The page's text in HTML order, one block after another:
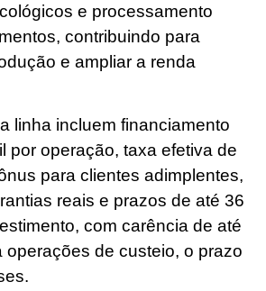
e processamento
contribuindo para
e ampliar a renda
linha incluem financiamento
por operação, taxa efetiva de
para clientes adimplentes,
reais e prazos de até 36
com carência de até
operações de custeio, o prazo